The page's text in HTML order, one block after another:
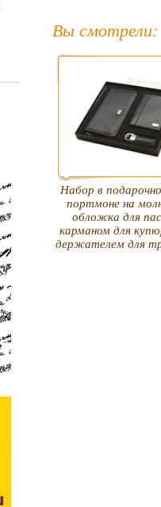
Вы смотрели:
Набор в
портмоне на
обложка для
карманом для
держателем для